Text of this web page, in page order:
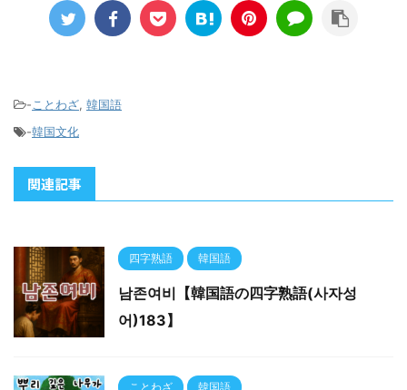
略的な思想です。 日本語
の諺で似た意味を持つも
な争いは相手に勝利を譲
る方が賢 ...
体的には、組織内で公金
を私的に扱う場面で用い
-ことわざ, 韓国語
-韓国文化
関連記事
四字熟語 韓国語
남존여비【韓国語の四字熟語(사자성
어)183】
ことわざ 韓国語